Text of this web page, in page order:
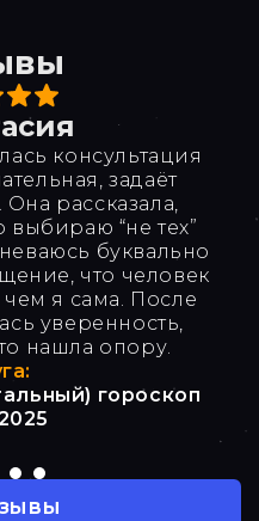
консультация
задаёт
рассказала,
“не тех”
буквально
что человек
я сама. После
уверенность,
нашла опору.
гороскоп